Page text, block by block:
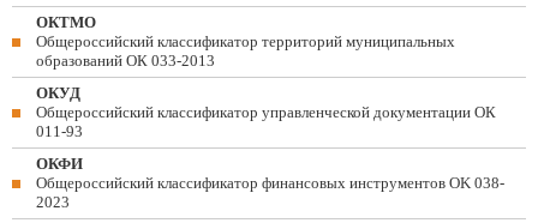
ОКТМО
Общероссийский классификатор территорий муниципальных
образований ОК 033-2013
ОКУД
Общероссийский классификатор управленческой документации ОК
011-93
ОКФИ
Общероссийский классификатор финансовых инструментов OK 038-
2023